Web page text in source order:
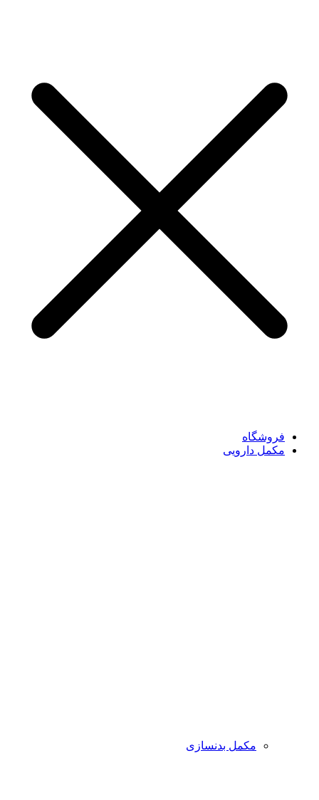
فروشگاه
مکمل دارویی
مکمل بدنسازی